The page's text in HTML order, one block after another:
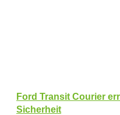
Ford Transit Courier
Sicherheit